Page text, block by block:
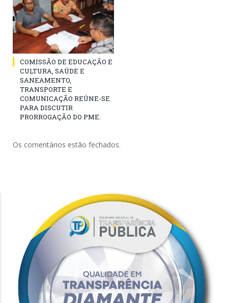
COMISSÃO DE EDUCAÇÃO E
CULTURA, SAÚDE E
SANEAMENTO,
TRANSPORTE E
COMUNICAÇÃO REÚNE-SE
PARA DISCUTIR
PRORROGAÇÃO DO PME.
Os comentários estão fechados.